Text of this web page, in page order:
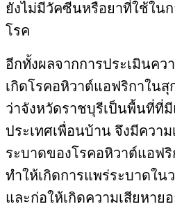
ยังไม่มีวัคซีนหรือยาที่ใช้ใน
โรค
อีกทั้งผลจากการประเมินคว
เกิดโรคอหิวาต์แอฟริกาใน
ว่าจังหวัดราชบุรีเป็นพื้นที่ที่
ประเทศเพื่อนบ้าน จึงมีความ
ระบาดของโรคอหิวาต์แอฟริ
ทำให้เกิดการแพร่ระบาดใน
และก่อให้เกิดความเสียหาย